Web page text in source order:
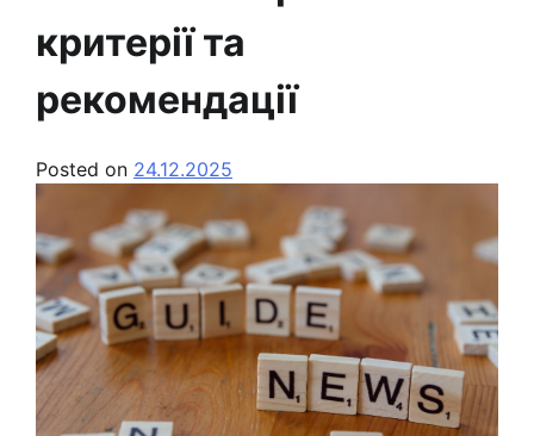
критерії та
рекомендації
Posted on 24.12.2025